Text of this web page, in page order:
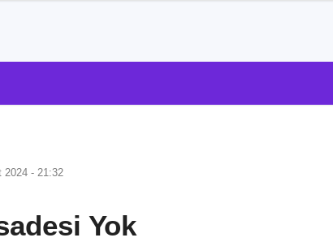
2024 - 21:32
Yok